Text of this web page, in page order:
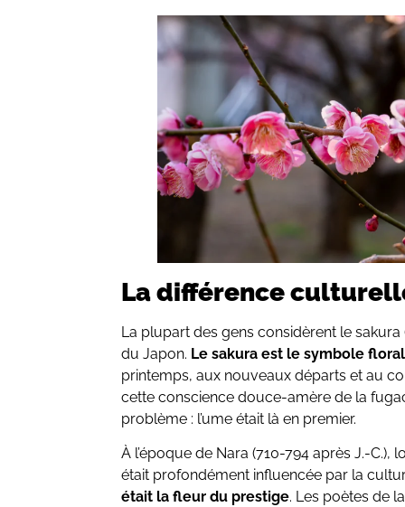
La différence
La plupart des gens considèrent le
du Japon. Le sakura est le symbole
printemps, aux nouveaux départs et au
cette conscience douce-amère de la
problème : l’ume était là en premier.
À l’époque de Nara (710-794 après J.-
était profondément influencée par la
était la fleur du prestige. Les poètes de